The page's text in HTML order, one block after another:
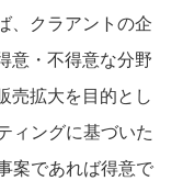
、クラアントの企
意・不得意な分野
売拡大を目的とし
ィングに基づいた
案であれば得意で